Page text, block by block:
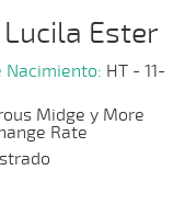
Lucila Ester
Nacimiento: HT - 11-
Midge y More
Rate